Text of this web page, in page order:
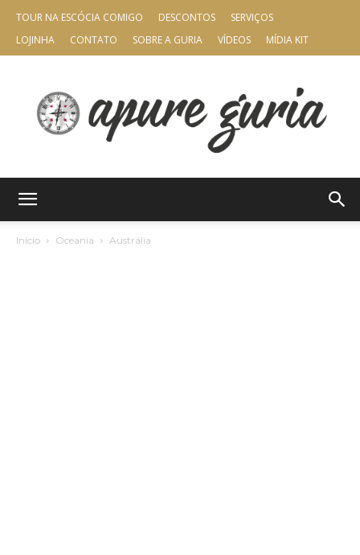
TOUR NA ESCÓCIA COMIGO DESCONTOS
SERVIÇOS
LOJINHA
CONTATO SOBRE A GURIA VÍDEOS MÍDIA KIT
Início Oceania Austrália